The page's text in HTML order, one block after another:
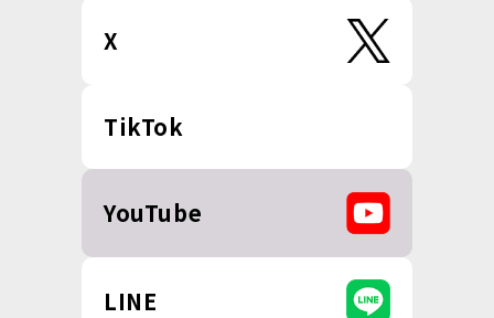
X
TikTok
YouTube
LINE